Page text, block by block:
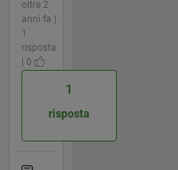
oltre 2
anni fa |
1
risposta
| 0
1
risposta